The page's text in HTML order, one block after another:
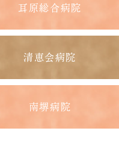
耳原総合病院
清恵会病院
南堺病院